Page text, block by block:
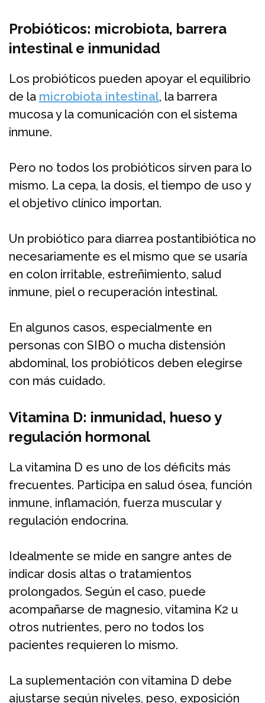
Probióticos: microbiota, barrera
intestinal e inmunidad
Los probióticos pueden apoyar el equilibrio
de la microbiota intestinal, la barrera
mucosa y la comunicación con el sistema
inmune.
Pero no todos los probióticos sirven para lo
mismo. La cepa, la dosis, el tiempo de uso y
el objetivo clínico importan.
Un probiótico para diarrea postantibiótica no
necesariamente es el mismo que se usaría
en colon irritable, estreñimiento, salud
inmune, piel o recuperación intestinal.
En algunos casos, especialmente en
personas con SIBO o mucha distensión
abdominal, los probióticos deben elegirse
con más cuidado.
Vitamina D: inmunidad, hueso y
regulación hormonal
La vitamina D es uno de los déficits más
frecuentes. Participa en salud ósea, función
inmune, inflamación, fuerza muscular y
regulación endocrina.
Idealmente se mide en sangre antes de
indicar dosis altas o tratamientos
prolongados. Según el caso, puede
acompañarse de magnesio, vitamina K2 u
otros nutrientes, pero no todos los
pacientes requieren lo mismo.
La suplementación con vitamina D debe
ajustarse según niveles, peso, exposición